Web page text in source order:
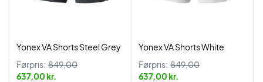
Yonex VA Shorts Steel Grey
Førpris: 849,00
637,00 kr.
Yonex VA Shorts White
Førpris: 849,00
637,00 kr.